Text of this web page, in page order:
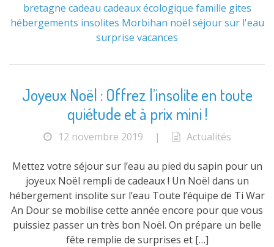
bretagne cadeau cadeaux écologique famille gites
hébergements insolites Morbihan noël séjour sur l'eau
surprise vacances
Joyeux Noël : Offrez l’insolite en toute
quiétude et à prix mini !
12 novembre 2019 | Actualités
Mettez votre séjour sur l’eau au pied du sapin pour un
joyeux Noël rempli de cadeaux ! Un Noël dans un
hébergement insolite sur l’eau Toute l’équipe de Ti War
An Dour se mobilise cette année encore pour que vous
puissiez passer un très bon Noël. On prépare un belle
fête remplie de surprises et […]